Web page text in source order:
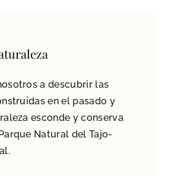
a descubrir las
en el pasado y
esconde y conserva
Natural del Tajo-